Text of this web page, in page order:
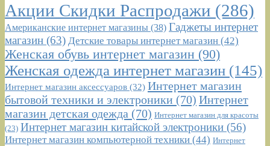
Акции Скидки Распродажи (286)
Американские интернет магазины (38) Гаджеты интернет
магазин (63) Детские товары интернет магазин (42)
Женская обувь интернет магазин (90)
Женская одежда интернет магазин (145)
Интернет магазин аксессуаров (32) Интернет магазин
бытовой техники и электроники (70) Интернет
магазин детская одежда (70) Интернет магазин для красоты
(23) Интернет магазин китайской электроники (56)
Интернет магазин компьютерной техники (44) Интернет